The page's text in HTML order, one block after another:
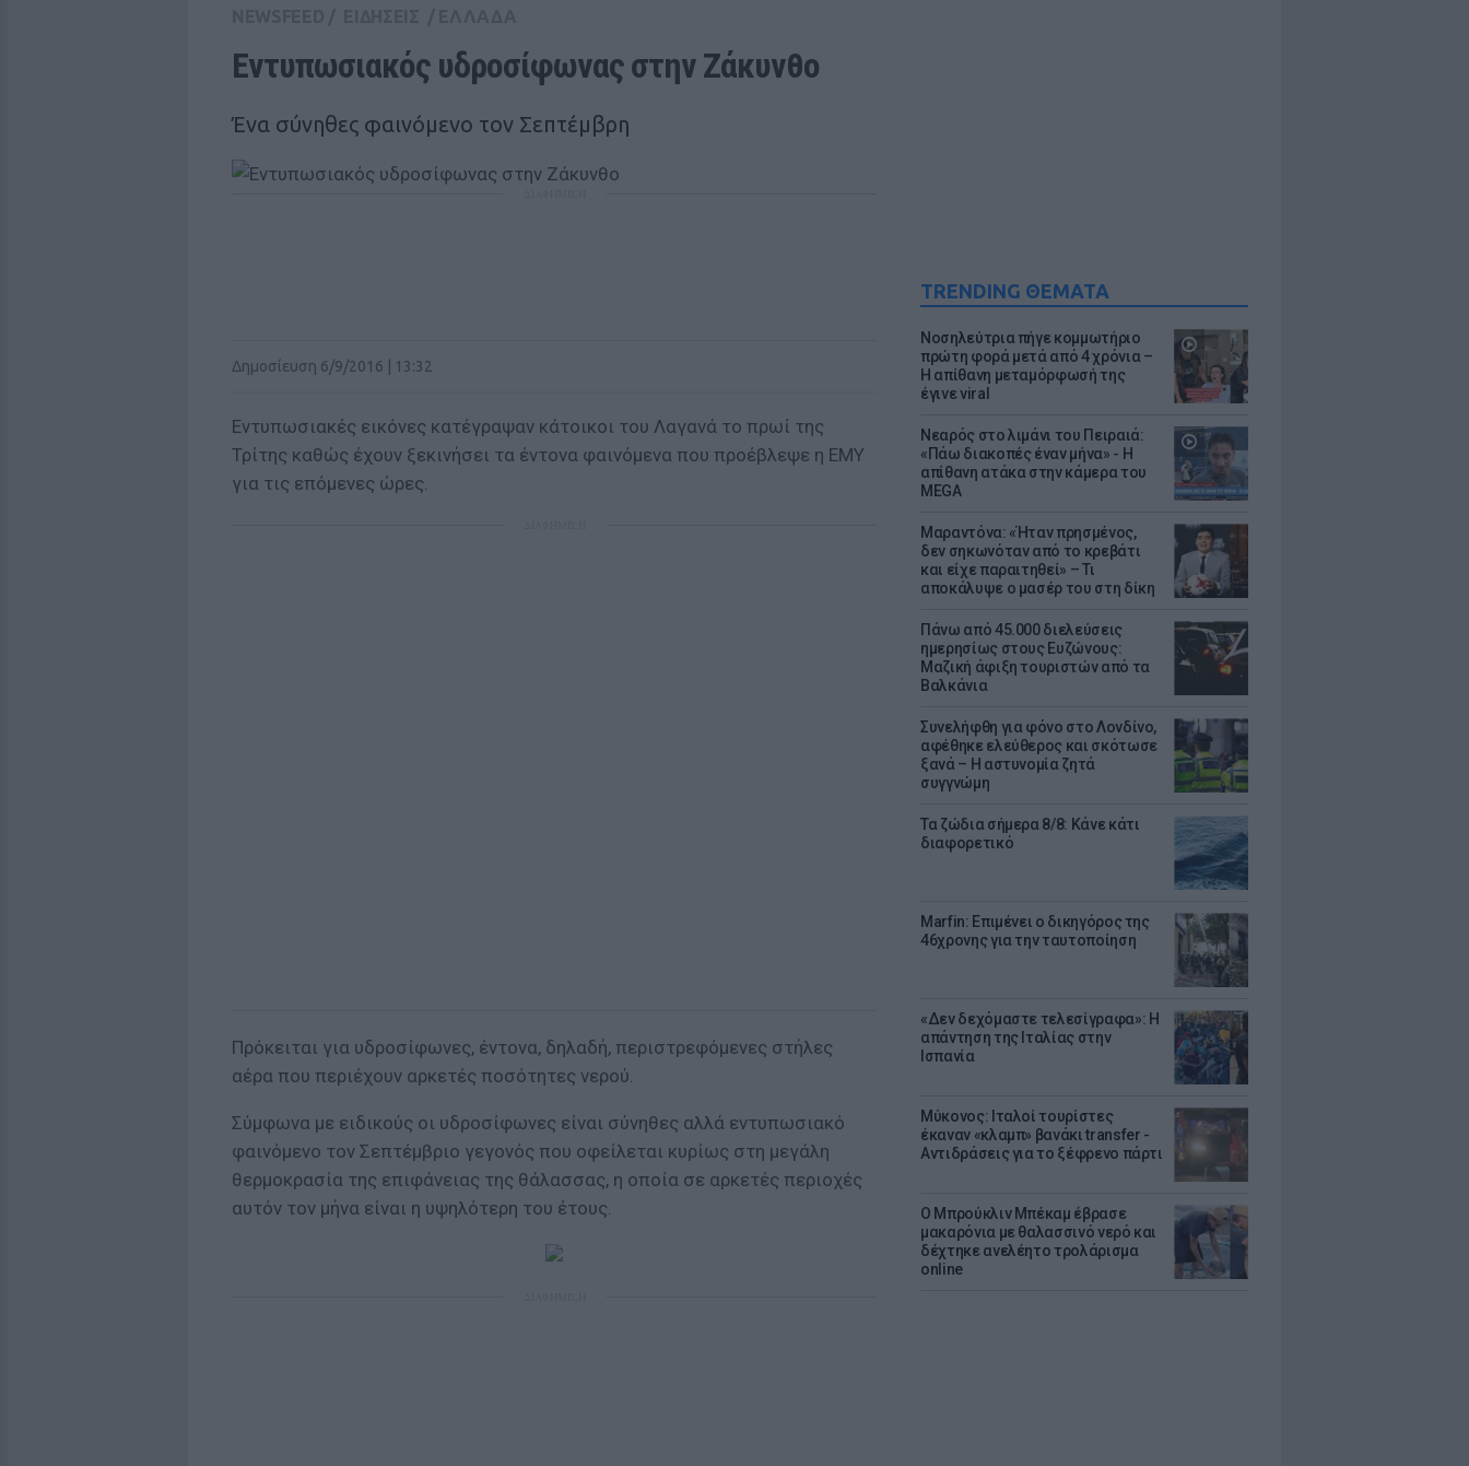
TRENDING ΘΕΜΑΤΑ
Νοσηλεύτρια πήγε κομμωτήριο
πρώτη φορά μετά από 4 χρόνια –
Η απίθανη μεταμόρφωσή της
έγινε viral
Νεαρός στο λιμάνι του Πειραιά:
«Πάω διακοπές έναν μήνα» - Η
απίθανη ατάκα στην κάμερα του
MEGA
Μαραντόνα: «Ήταν πρησμένος,
δεν σηκωνόταν από το κρεβάτι
και είχε παραιτηθεί» – Τι
αποκάλυψε ο μασέρ του στη δίκη
Πάνω από 45.000 διελεύσεις
ημερησίως στους Ευζώνους:
Μαζική άφιξη τουριστών από τα
Βαλκάνια
Συνελήφθη για φόνο στο Λονδίνο,
αφέθηκε ελεύθερος και σκότωσε
ξανά – Η αστυνομία ζητά
συγγνώμη
Τα ζώδια σήμερα 8/8: Κάνε κάτι
διαφορετικό
Marfin: Επιμένει ο δικηγόρος της
46χρονης για την ταυτοποίηση
«Δεν δεχόμαστε τελεσίγραφα»: Η
απάντηση της Ιταλίας στην
Ισπανία
Μύκονος: Ιταλοί τουρίστες
έκαναν «κλαμπ» βανάκι transfer -
Αντιδράσεις για το ξέφρενο πάρτι
Ο Μπρούκλιν Μπέκαμ έβρασε
μακαρόνια με θαλασσινό νερό και
δέχτηκε ανελέητο τρολάρισμα
online
Εντυπωσιακός υδροσίφωνας στην Ζάκυνθο
Ένα σύνηθες φαινόμενο τον Σεπτέμβρη
Δημοσίευση 6/9/2016 | 13:32
Εντυπωσιακές εικόνες κατέγραψαν κάτοικοι του Λαγανά το πρωί της
Τρίτης καθώς έχουν ξεκινήσει τα έντονα φαινόμενα που προέβλεψε η ΕΜΥ
για τις επόμενες ώρες.
Πρόκειται για υδροσίφωνες, έντονα, δηλαδή, περιστρεφόμενες στήλες
αέρα που περιέχουν αρκετές ποσότητες νερού.
Σύμφωνα με ειδικούς οι υδροσίφωνες είναι σύνηθες αλλά εντυπωσιακό
φαινόμενο τον Σεπτέμβριο γεγονός που οφείλεται κυρίως στη μεγάλη
θερμοκρασία της επιφάνειας της θάλασσας, η οποία σε αρκετές περιοχές
αυτόν τον μήνα είναι η υψηλότερη του έτους.